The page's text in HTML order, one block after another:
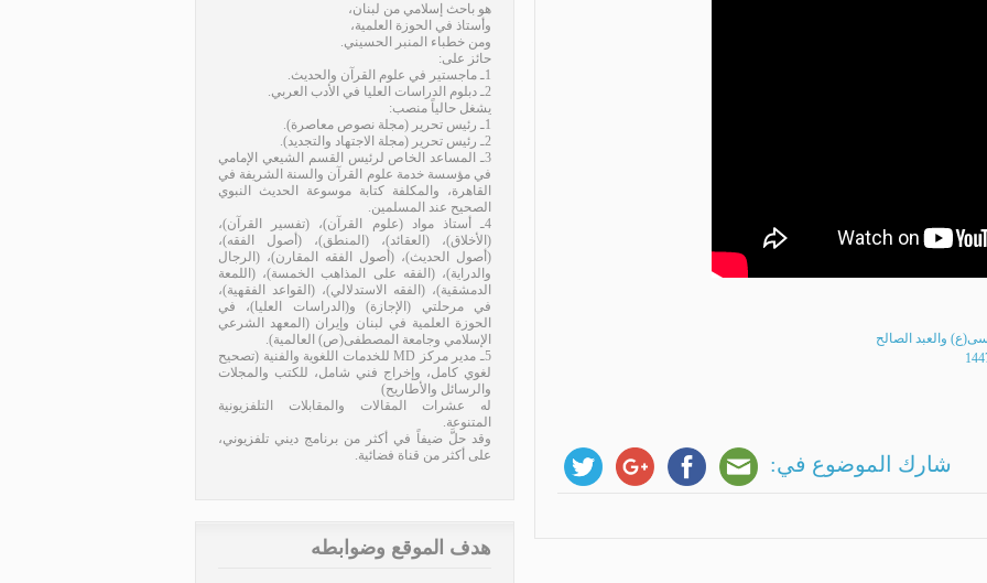
والعبد الصالح
شارك الموضوع في:
هو باحث إسلامي من لبنان،
وأستاذ في الحوزة العلمية،
ومن خطباء المنبر الحسيني.
حائز على:
1ـ ماجستير في علوم القرآن والحديث.
2ـ دبلوم الدراسات العليا في الأدب العربي.
يشغل حالياً منصب:
1ـ رئيس تحرير (مجلة نصوص معاصرة).
2ـ رئيس تحرير (مجلة الاجتهاد والتجديد).
3ـ المساعد الخاص لرئيس القسم الشيعي الإمامي
في مؤسسة خدمة علوم القرآن والسنة الشريفة في
القاهرة، والمكلفة كتابة موسوعة الحديث النبوي
الصحيح عند المسلمين.
4ـ أستاذ مواد (علوم القرآن)، (تفسير القرآن)،
(الأخلاق)، (العقائد)، (المنطق)، (أصول الفقه)،
(أصول الحديث)، (أصول الفقه المقارن)، (الرجال
والدراية)، (الفقه على المذاهب الخمسة)، (اللمعة
الدمشقية)، (الفقه الاستدلالي)، (القواعد الفقهية)،
في مرحلتي (الإجازة) و(الدراسات العليا)، في
الحوزة العلمية في لبنان وإيران (المعهد الشرعي
الإسلامي وجامعة المصطفى(ص) العالمية).
5ـ مدير مركز MD للخدمات اللغوية والفنية (تصحيح
لغوي كامل، وإخراج فني شامل، للكتب والمجلات
والرسائل والأطاريح)
له عشرات المقالات والمقابلات التلفزيونية
المتنوعة.
وقد حلَّ ضيفاً في أكثر من برنامج ديني تلفزيوني،
على أكثر من قناة فضائية.
هدف الموقع وضوابطه